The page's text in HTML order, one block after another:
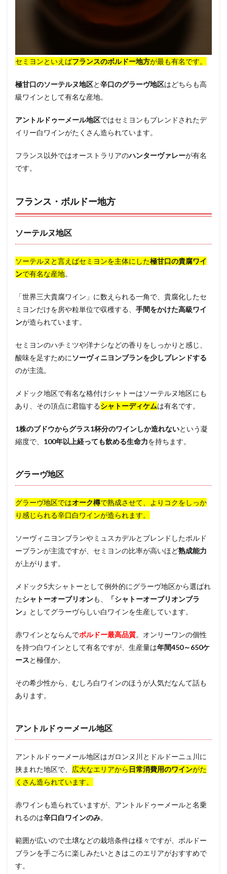
セミヨンといえばフランスのボルドー地方が最も有名です。
極甘口のソーテルヌ地区と辛口のグラーヴ地区はどちらも高
級ワインとして有名な産地。
アントルドゥーメール地区ではセミヨンもブレンドされたデ
イリー白ワインがたくさん造られています。
フランス以外ではオーストラリアのハンターヴァレーが有名
です。
フランス・ボルドー地方
ソーテルヌ地区
ソーテルヌと言えばセミヨンを主体にした極甘口の貴腐ワイ
ンで有名な産地。
「世界三大貴腐ワイン」に数えられる一角で、貴腐化したセ
ミヨンだけを房や粒単位で収穫する、 手間をかけた高級ワイ
ンが造られています。
セミヨンのハチミツや洋ナシなどの香りをしっかりと感じ、
酸味を足すために ソーヴィニヨンブランを少しブレンドする
のが主流。
メドック地区で有名な格付けシャトーはソーテルヌ地区にも
あり、その頂点に君臨するシャトーディケムは有名です。
1株のブドウからグラス1杯分のワインしか造れないという凝
縮度で、 100年以上経っても飲める生命力を持ちます。
グラーヴ地区
グラーヴ地区ではオーク樽で熟成させて、よりコクをしっか
り感じられる辛口白ワインが造られます。
ソーヴィニヨンブランやミュスカデルとブレンドしたボルド
ーブランが主流ですが、セミヨンの比率が高いほど熟成能力
が上がります。
メドック5大シャトーとして例外的にグラーヴ地区から選ばれ
たシャトーオーブリオンも、
「シャトーオーブリオンブラ
ン」 としてグラーヴらしい白ワインを生産しています。
赤ワインとならんでボルドー最高品質。オンリーワンの個性
を持つ白ワインとして有名ですが、生産量は年間450～650ケ
ースと極僅か。
その希少性から、むしろ白ワインのほうが人気だなんて話も
あります。
アントルドゥーメール地区
アントルドゥーメール地区はガロンヌ川とドルドーニュ川に
挟まれた地区で、 広大なエリアから 日常消費用のワインがた
くさん造られています。
赤ワインも造られていますが、アントルドゥーメールと名乗
れるのは辛口白ワインのみ。
範囲が広いので土壌などの栽培条件は様々ですが、ボルドー
ブランを手ごろに楽しみたいときはこのエリアがおすすめで
す。